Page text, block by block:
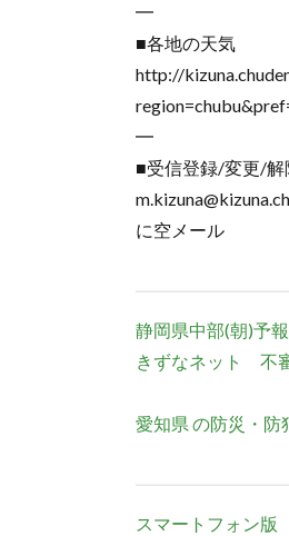
━
■各地の天気
http://
━
■受信登録/変更/解
に空メール
静岡県中部(朝)予報
きずなネット 不
愛知県 の防災・防
スマートフォン版